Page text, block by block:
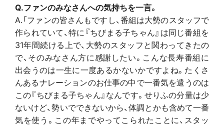
Q.ファンのみなさんへの気持ちを一言。
A.「ファンの皆さんもですし、番組は大勢のスタッフで
作られていて、特に『ちびまる子ちゃん』は同じ番組を
31年間続ける上で、大勢のスタッフと関わってきたの
で、そのみなさん方に感謝したい。こんな長寿番組に
出会うのは一生に一度あるかないかですよね。たくさ
んあるナレーションのお仕事の中で一番気を遣うのは
この『ちびまる子ちゃん』なんです。せりふの分量は少
ないけど、勢いでできないから、体調とかも含めて一番
気を使う。この年までやってこられたことに、スタッ